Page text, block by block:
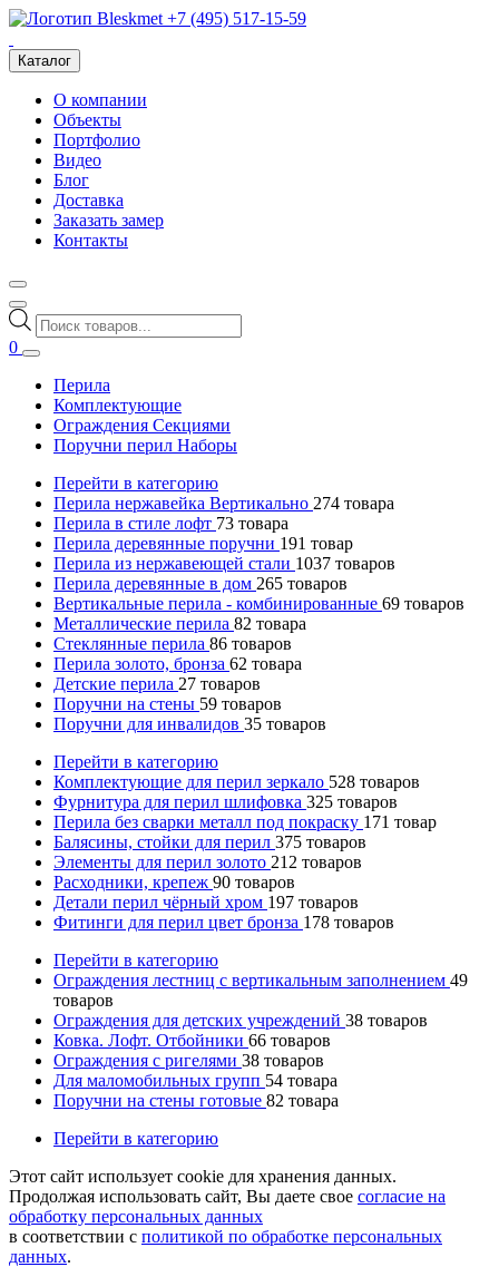
+7 (495) 517-15-59
Каталог
О компании
Объекты
Портфолио
Видео
Блог
Доставка
Заказать замер
Контакты
Поиск
товаров
0
Перила
Комплектующие
Ограждения Секциями
Поручни перил Наборы
Перейти в категорию
Перила нержавейка Вертикально 274 товара
Перила в стиле лофт 73 товара
Перила деревянные поручни 191 товар
Перила из нержавеющей стали 1037 товаров
Перила деревянные в дом 265 товаров
Вертикальные перила - комбинированные 69 товаров
Металлические перила 82 товара
Стеклянные перила 86 товаров
Перила золото, бронза 62 товара
Детские перила 27 товаров
Поручни на стены 59 товаров
Поручни для инвалидов 35 товаров
Перейти в категорию
Комплектующие для перил зеркало 528 товаров
Фурнитура для перил шлифовка 325 товаров
Перила без сварки металл под покраску 171 товар
Балясины, стойки для перил 375 товаров
Элементы для перил золото 212 товаров
Расходники, крепеж 90 товаров
Детали перил чёрный хром 197 товаров
Фитинги для перил цвет бронза 178 товаров
Перейти в категорию
Ограждения лестниц с вертикальным заполнением 49
товаров
Ограждения для детских учреждений 38 товаров
Ковка. Лофт. Отбойники 66 товаров
Ограждения с ригелями 38 товаров
Для маломобильных групп 54 товара
Поручни на стены готовые 82 товара
Перейти в категорию
Этот сайт использует cookie для хранения данных.
Продолжая использовать сайт, Вы даете свое согласие на
обработку персональных данных
в соответствии с политикой по обработке персональных
данных.